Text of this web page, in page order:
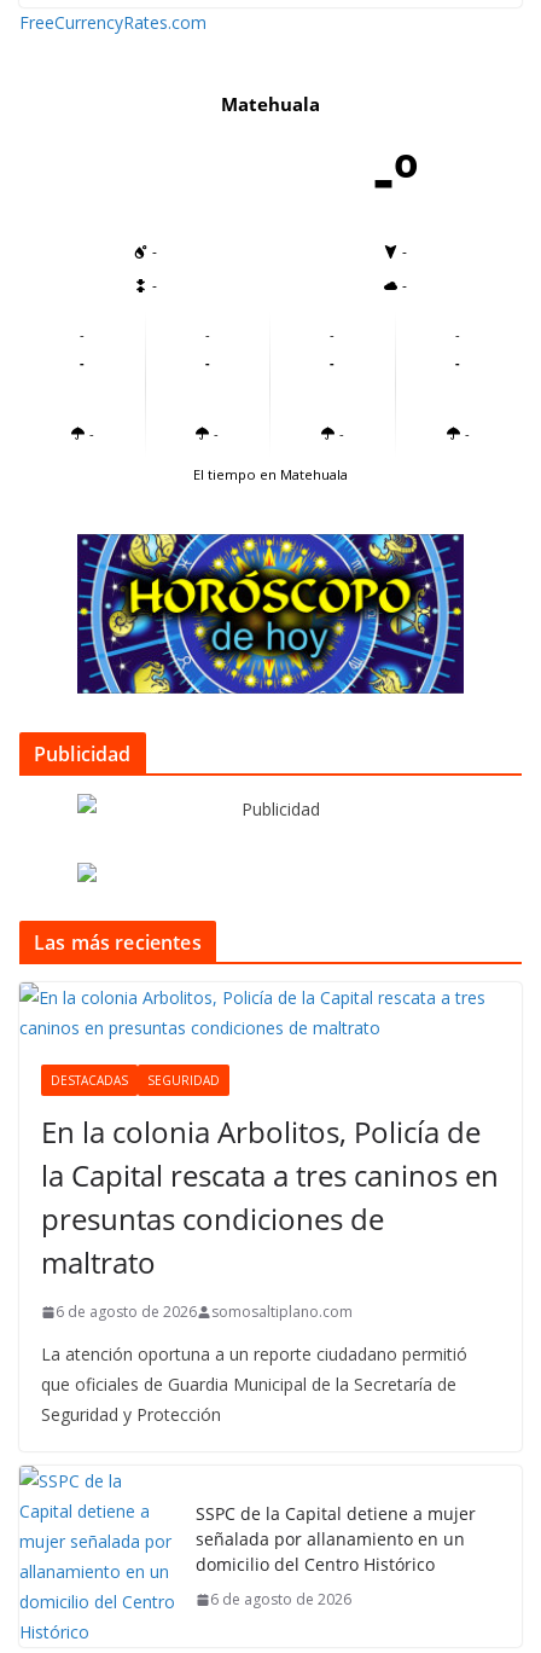
FreeCurrencyRates.com
Matehuala
-º
-
-
-
-
-
-
-
-
-
-
-
-
-
-
-
-
El tiempo en Matehuala
Publicidad
Las más recientes
DESTACADAS SEGURIDAD
En la colonia Arbolitos, Policía de
la Capital rescata a tres caninos en
presuntas condiciones de
maltrato
6 de agosto de 2026 somosaltiplano.com
La atención oportuna a un reporte ciudadano permitió
que oficiales de Guardia Municipal de la Secretaría de
Seguridad y Protección
SSPC de la Capital detiene a mujer
señalada por allanamiento en un
domicilio del Centro Histórico
6 de agosto de 2026